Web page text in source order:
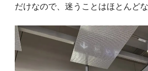
だけなので、迷うことはほとんどな